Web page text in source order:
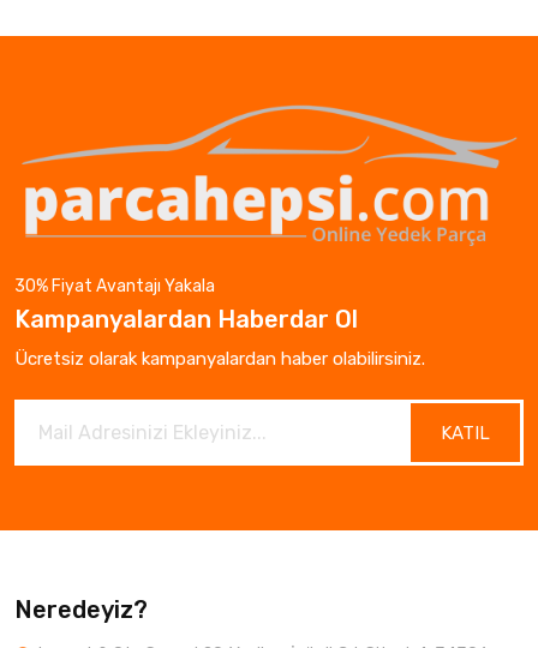
30% Fiyat Avantajı Yakala
Kampanyalardan Haberdar Ol
Ücretsiz olarak kampanyalardan haber olabilirsiniz.
KATIL
Neredeyiz?